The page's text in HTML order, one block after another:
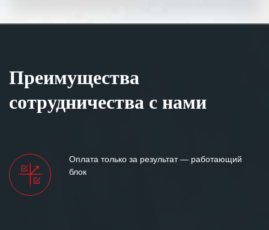
Особенно хочется отметить высокую
клиентоориентированность
персонала Вашей компании,
между нашими компаниями открытые
Преимущества
сотрудничества с нами
Оплата только за результат — работающий
блок